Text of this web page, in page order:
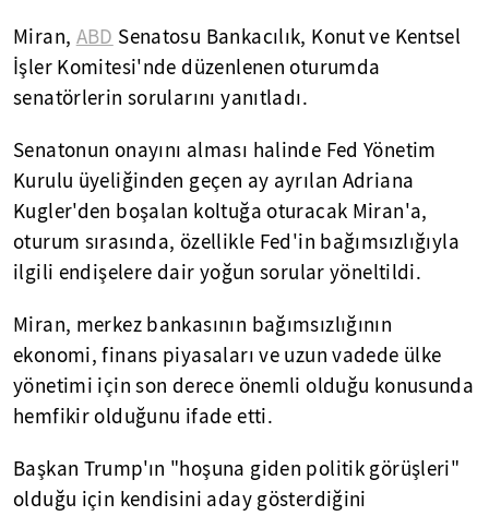
Miran, ABD Senatosu Bankacılık, Konut ve Kentsel
İşler Komitesi'nde düzenlenen oturumda
senatörlerin sorularını yanıtladı.
Senatonun onayını alması halinde Fed Yönetim
Kurulu üyeliğinden geçen ay ayrılan Adriana
Kugler'den boşalan koltuğa oturacak Miran'a,
oturum sırasında, özellikle Fed'in bağımsızlığıyla
ilgili endişelere dair yoğun sorular yöneltildi.
Miran, merkez bankasının bağımsızlığının
ekonomi, finans piyasaları ve uzun vadede ülke
yönetimi için son derece önemli olduğu konusunda
hemfikir olduğunu ifade etti.
Başkan Trump'ın "hoşuna giden politik görüşleri"
olduğu için kendisini aday gösterdiğini